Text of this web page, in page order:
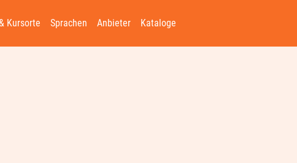
Kursorte Sprachen Anbieter Kataloge